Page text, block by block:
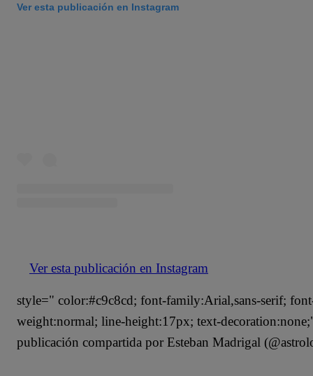
Ver esta publicación en Instagram
Ver esta publicación en Instagram
style=" color:#c9c8cd; font-family:Arial,sans-serif;
weight:normal; line-height:17px; text-
publicación compartida por Esteban Madrigal